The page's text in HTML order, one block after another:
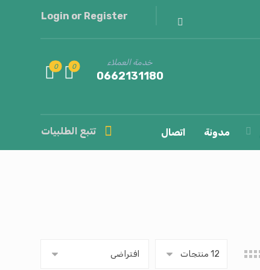
Login or Register
خدمة العملاء
0662131180
مدونة اتصال تتبع الطلبيات